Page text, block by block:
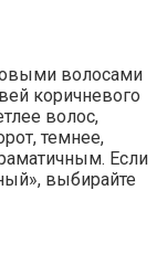
волосами
коричневого
волос,
темнее,
Если
выбирайте